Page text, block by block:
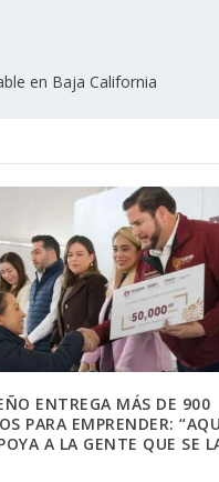
en Baja California
ENTREGA MÁS DE 900
PARA EMPRENDER:
A LA GENTE QUE SE